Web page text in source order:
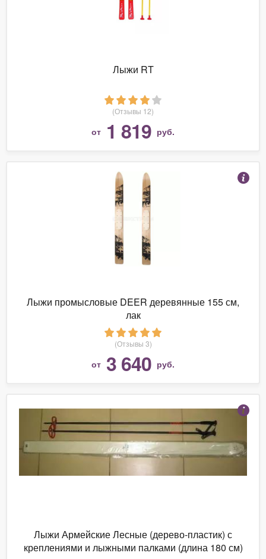
Лыжи RT
(Отзывы 12)
от 1 819 руб.
Лыжи промысловые DEER деревянные 155 см,
лак
(Отзывы 3)
от 3 640 руб.
Лыжи Армейские Лесные (дерево-пластик) с
креплениями и лыжными палками (длина 180 см)